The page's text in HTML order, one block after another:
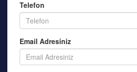
Telefon
Email Adresiniz